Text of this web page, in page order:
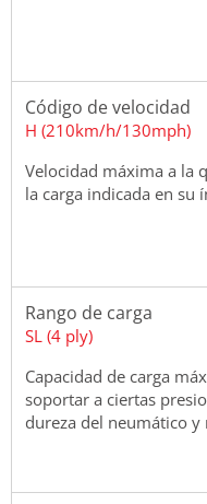
Código de velocidad
H (210km/h/130mph)
Velocidad máxima a la
la carga indicada en su
Rango de carga
SL (4 ply)
Capacidad de carga
soportar a ciertas
dureza del neumático y